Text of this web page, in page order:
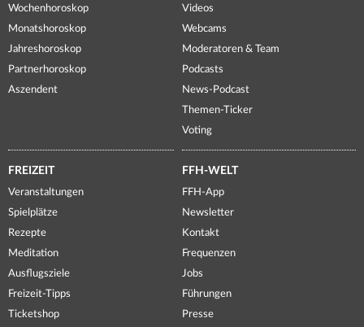
Wochenhoroskop
Monatshoroskop
Jahreshoroskop
Partnerhoroskop
Aszendent
Videos
Webcams
Moderatoren & Team
Podcasts
News-Podcast
Themen-Ticker
Voting
FREIZEIT
Veranstaltungen
Spielplätze
Rezepte
Meditation
Ausflugsziele
Freizeit-Tipps
Ticketshop
FFH-WELT
FFH-App
Newsletter
Kontakt
Frequenzen
Jobs
Führungen
Presse